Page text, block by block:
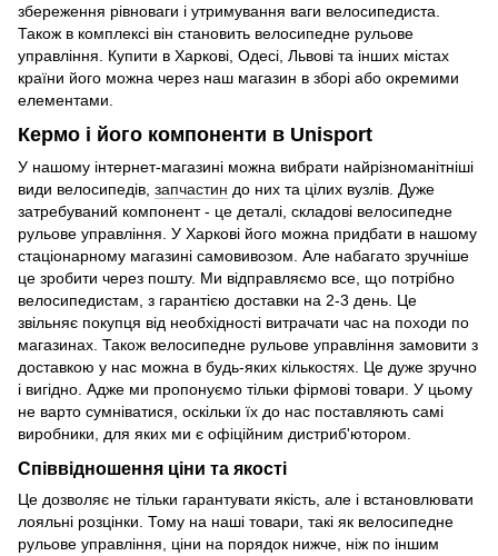
збереження рівноваги і утримування ваги велосипедиста.
Також в комплексі він становить велосипедне рульове
управління. Купити в Харкові, Одесі, Львові та інших містах
країни його можна через наш магазин в зборі або окремими
елементами.
Кермо і його компоненти в Unisport
У нашому інтернет-магазині можна вибрати найрізноманітніші
види велосипедів, запчастин до них та цілих вузлів. Дуже
затребуваний компонент - це деталі, складові велосипедне
рульове управління. У Харкові його можна придбати в нашому
стаціонарному магазині самовивозом. Але набагато зручніше
це зробити через пошту. Ми відправляємо все, що потрібно
велосипедистам, з гарантією доставки на 2-3 день. Це
звільняє покупця від необхідності витрачати час на походи по
магазинах. Також велосипедне рульове управління замовити з
доставкою у нас можна в будь-яких кількостях. Це дуже зручно
і вигідно. Адже ми пропонуємо тільки фірмові товари. У цьому
не варто сумніватися, оскільки їх до нас поставляють самі
виробники, для яких ми є офіційним дистриб'ютором.
Співвідношення ціни та якості
Це дозволяє не тільки гарантувати якість, але і встановлювати
лояльні розцінки. Тому на наші товари, такі як велосипедне
рульове управління, ціни на порядок нижче, ніж по іншим